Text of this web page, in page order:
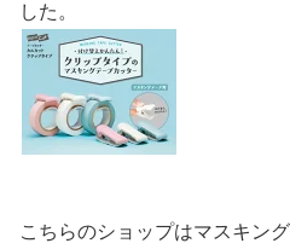
した。
こちらのショップはマスキン